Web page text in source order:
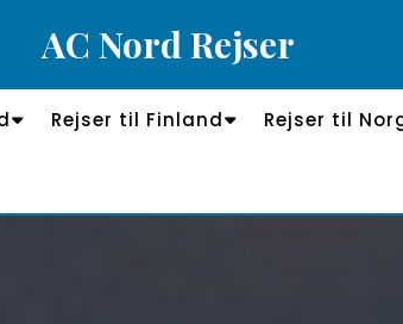
AC Nord Rejser
Rejser til Finland Rejser til